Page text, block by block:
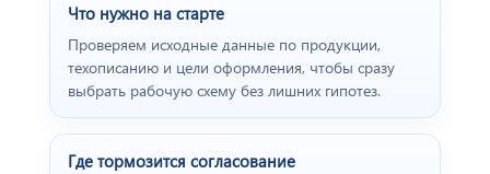
Что нужно на старте
Проверяем исходные данные по продукции,
техописанию и цели оформления, чтобы сразу
выбрать рабочую схему без лишних гипотез.
Где тормозится согласование